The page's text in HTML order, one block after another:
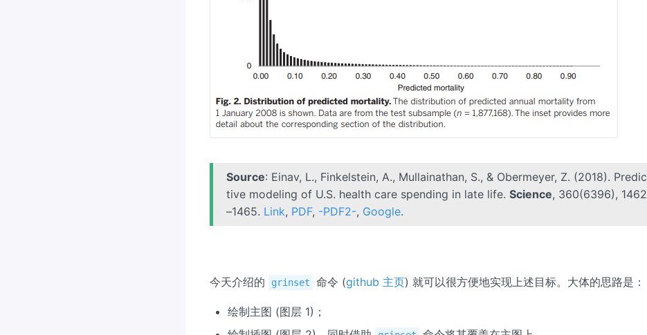
Source: Einav, L., Finkelstein, A., Mullainathan, S., & Obermeyer, Z. (2018). Predic
tive modeling of U.S. health care spending in late life.Science, 360(6396), 1462
–1465. Link, PDF, -PDF2-, Google.
今天介绍的 grinset 命令 (github 主页) 就可以很方便地实现上述目标。大体的思路是：
绘制主图 (图层 1)；